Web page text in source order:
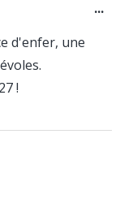
d'enfer, une
!
...